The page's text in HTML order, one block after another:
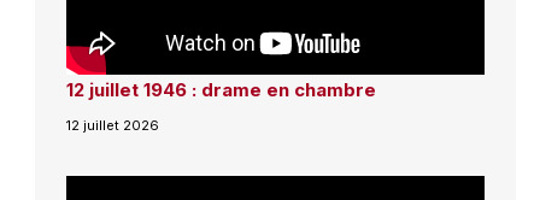
12 juillet 1946 : drame en chambre
12 juillet 2026